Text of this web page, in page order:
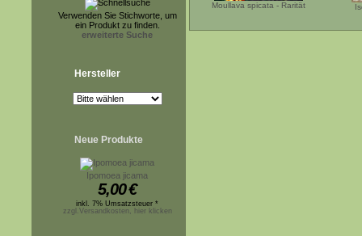
Verwenden Sie Stichworte, um
ein Produkt zu finden.
erweiterte Suche
Hersteller
Neue Produkte
Ipomoea jicama
5,00€
inkl. 7% Umsatzsteuer *
zzgl.Versandkosten, hier klicken
Moullava spicata - Rarität